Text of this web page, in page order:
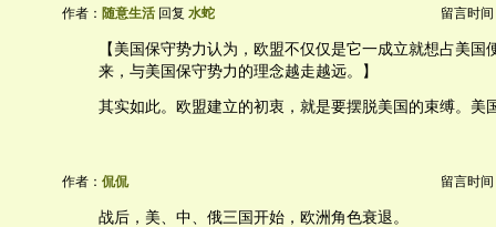
作者： 随意生活 回复 水蛇 留言时间
【美国保守势力认为，欧盟不仅仅是它一成立就想占美国
来，与美国保守势力的理念越走越远。】
其实如此。欧盟建立的初衷，就是要摆脱美国的束缚。美
作者： 侃侃 留言时间
战后，美、中、俄三国开始，欧洲角色衰退。